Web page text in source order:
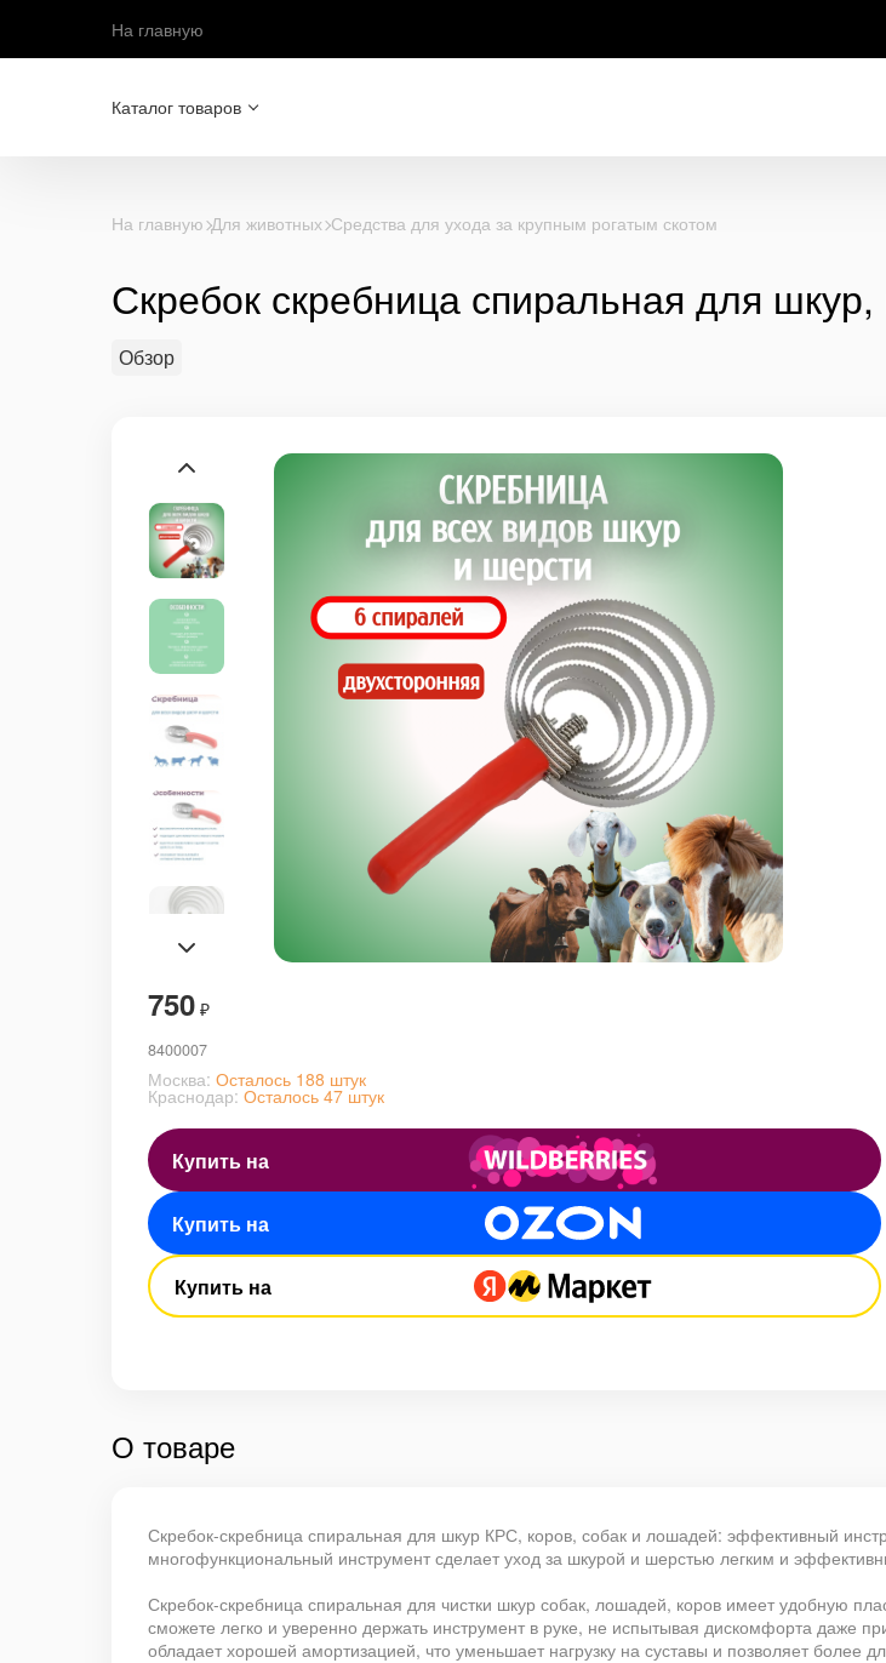
На главную
Каталог товаров
На главную Для животных Средства для ухода за крупным рогатым скотом
Скребок скребница спиральная для
Обзор
750 ₽
8400007
Москва: Осталось 188 штук
Краснодар: Осталось 47 штук
Купить на
Купить на
Купить на
О товаре
Скребок-скребница спиральная для шкур КРС, коров, собак и лошадей: эффективный
многофункциональный инструмент сделает уход за шкурой и шерстью легким и
Скребок-скребница спиральная для чистки шкур собак, лошадей, коров имеет удобную
сможете легко и уверенно держать инструмент в руке, не испытывая дискомфорта даже
обладает хорошей амортизацией, что уменьшает нагрузку на суставы и позволяет более